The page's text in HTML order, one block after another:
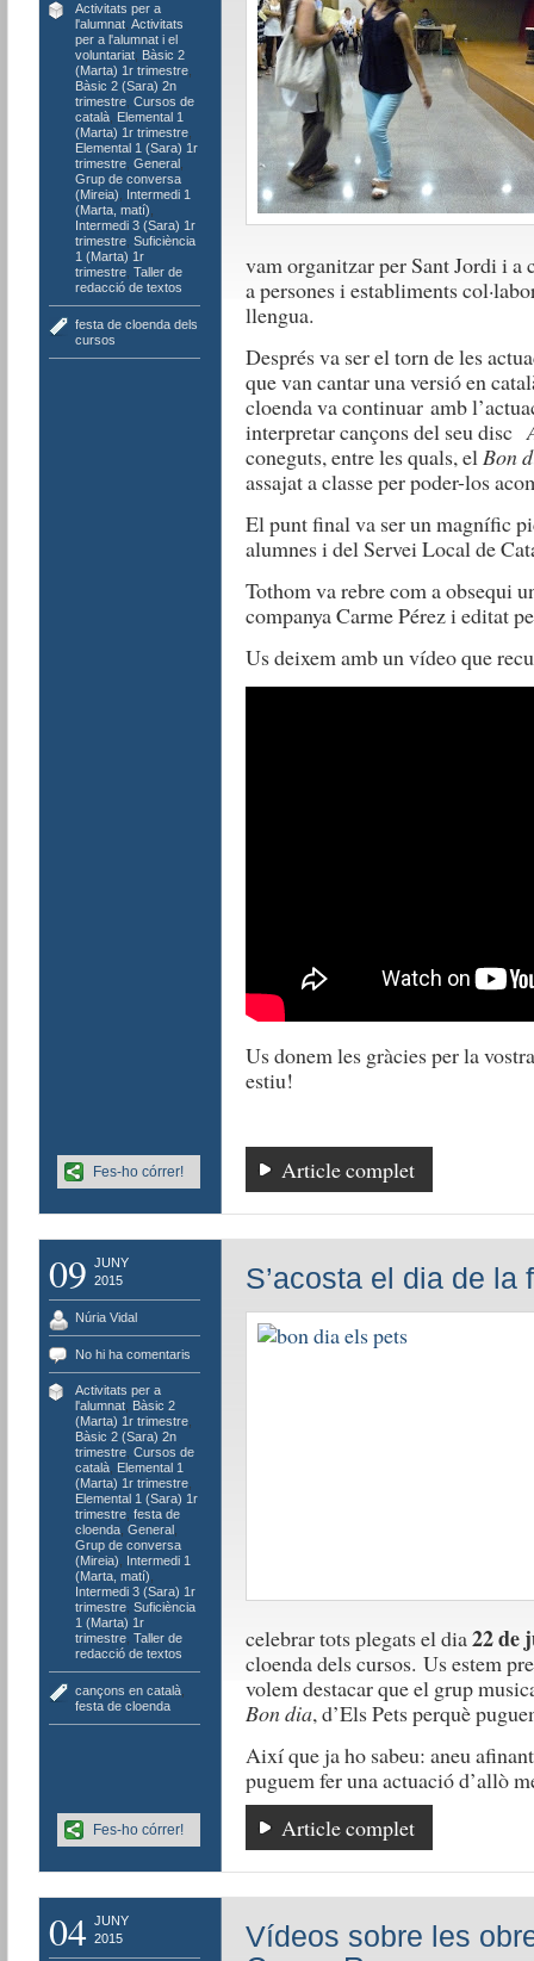
Activitats per a
l'alumnat, Activitats
per a l'alumnat i el
voluntariat, Bàsic 2
(Marta) 1r trimestre,
Bàsic 2 (Sara) 2n
trimestre, Cursos de
català, Elemental 1
(Marta) 1r trimestre,
Elemental 1 (Sara) 1r
trimestre, General,
Grup de conversa
(Mireia)
Intermedi 1
(Marta, matí)
Intermedi 3 (Sara) 1r
trimestre, Suficiència
1 (Marta) 1r
trimestre, Taller de
redacció de textos
festa de cloenda dels
cursos
vam organitzar per Sant Jordi i a
a persones i establiments
llengua.
Després va ser el torn de les
que van cantar una versió en
cloenda va continuar amb
interpretar cançons del seu disc
coneguts, entre les quals, el Bon
assajat a classe per poder-los
El punt final va ser un magnífic
alumnes i del Servei Local de
Tothom va rebre com a obsequi
companya Carme Pérez i editat
Us deixem amb un vídeo que
Us donem les gràcies per la
estiu!
Article complet
Fes-ho córrer!
09 JUNY
2015
Núria Vidal
No hi ha comentaris
Activitats per a
l'alumnat, Bàsic 2
(Marta) 1r trimestre,
Bàsic 2 (Sara) 2n
trimestre, Cursos de
català, Elemental 1
(Marta) 1r trimestre,
Elemental 1 (Sara) 1r
trimestre, festa de
cloenda, General,
Grup de conversa
(Mireia)
Intermedi 1
(Marta, matí)
Intermedi 3 (Sara) 1r
trimestre, Suficiència
1 (Marta) 1r
trimestre, Taller de
redacció de textos
cançons en català,
festa de cloenda
S’acosta el dia de la
celebrar tots plegats el dia22 de
cloenda dels cursos. Us estem
volem destacar que el grup
Bon dia, d’Els Pets perquè
Així que ja ho sabeu: aneu
puguem fer una actuació d’allò
Article complet
Fes-ho córrer!
04 JUNY
2015
Vídeos sobre les